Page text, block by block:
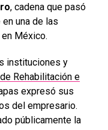
, cadena que pasó
una de las
México.
instituciones y
Rehabilitación e
expresó sus
del empresario.
públicamente la